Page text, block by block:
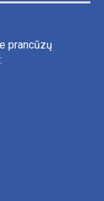
prancūzų